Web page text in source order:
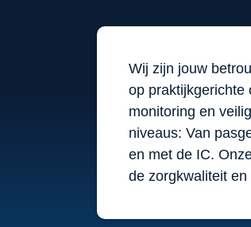
Wij zijn jouw
op praktijkgerichte
monitoring en
niveaus: Van
en met de IC.
de zorgkwaliteit